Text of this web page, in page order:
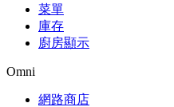
菜單
庫存
廚房顯示
Omni
網路商店